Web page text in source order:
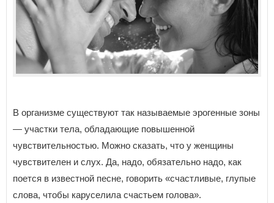
В организме существуют так называемые эрогенные зоны
— участки тела, обладающие повышенной
чувствительностью. Можно сказать, что у женщины
чувствителен и слух. Да, надо, обязательно надо, как
поется в известной песне, говорить «счастливые, глупые
слова, чтобы каруселила счастьем голова».